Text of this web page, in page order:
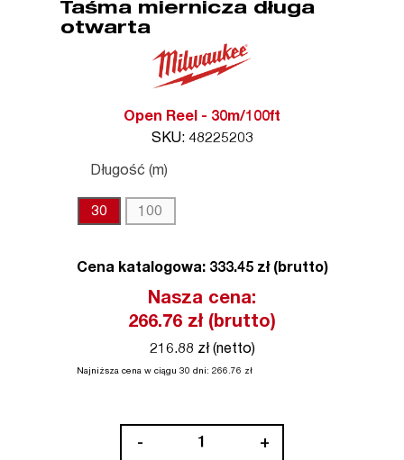
Taśma miernicza długa
otwarta
Open Reel - 30m/100ft
SKU: 48225203
Długość (m)
30 100
Cena katalogowa: 333.45 zł (brutto)
Nasza cena:
266.76 zł (brutto)
216.88 zł (netto)
Najniższa cena w ciągu 30 dni: 266.76 zł
- +